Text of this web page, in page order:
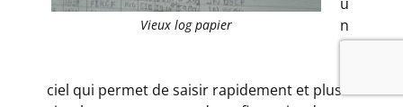
Vieux log papier
u
n
lo
ciel qui permet de saisir rapidement et plus